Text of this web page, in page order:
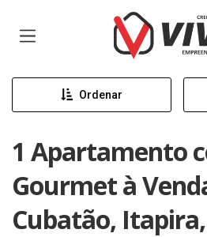
Página inicial
Ordenar
1 Apartamento
Gourmet à
Cubatão, Itapira,